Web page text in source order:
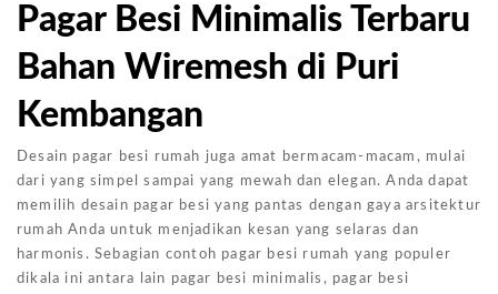
Pagar Besi Minimalis Terbaru
Bahan Wiremesh di Puri
Kembangan
Desain pagar besi rumah juga amat bermacam-macam, mulai
dari yang simpel sampai yang mewah dan elegan. Anda dapat
memilih desain pagar besi yang pantas dengan gaya arsitektur
rumah Anda untuk menjadikan kesan yang selaras dan
harmonis. Sebagian contoh pagar besi rumah yang populer
dikala ini antara lain pagar besi minimalis, pagar besi